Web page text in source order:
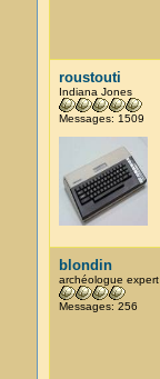
roustouti
Indiana Jones
Messages: 1509
blondin
archéologue expert
Messages: 256